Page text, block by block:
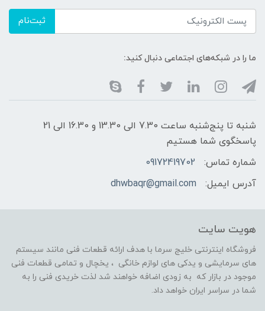
ثبت‌نام
ما را در شبکه‌های اجتماعی دنبال کنید:
شنبه تا پنج‌شنبه ساعت 7.30 الی 13.30 و 16.30 الی 21
پاسخگوی شما هستیم
شماره تماس:
09172419702
آدرس ایمیل:
dhwbaqr@gmail.com
هویت سایت
فروشگاه اینترنتی خلیج سرما با هدف ارائه قطعات فنی مانند سیستم
های سرمایشی و یدکی های لوازم خانگی ، یخچال و تمامی قطعات فنی
موجود در بازار که به زودی اضافه خواهند شد لذت خریدی فنی را به
شما در سراسر ایران خواهد داد.